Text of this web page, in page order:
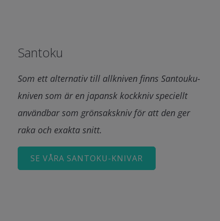
Santoku
Som ett alternativ till allkniven finns Santouku-
kniven som är en japansk kockkniv speciellt
användbar som grönsakskniv för att den ger
raka och exakta snitt.
SE VÅRA SANTOKU-KNIVAR